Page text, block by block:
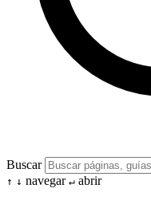
Buscar
↑ ↓ navegar ↵ abrir